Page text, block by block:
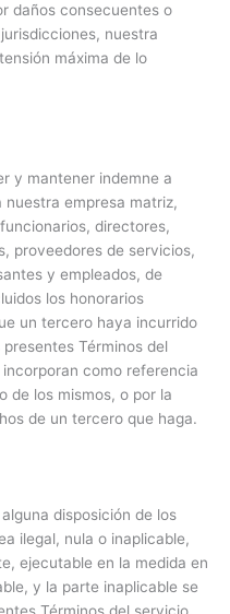
daños consecuentes o
nuestra
máxima de lo
y mantener indemne a
nuestra empresa matriz,
directores,
proveedores de servicios,
y empleados, de
los honorarios
un tercero haya incurrido
Términos del
como referencia
de los mismos, o por la
de un tercero que haga.
disposición de los
ilegal, nula o inaplicable,
ejecutable en la medida en
y la parte inaplicable se